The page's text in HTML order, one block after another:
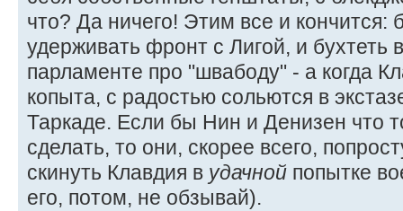
что? Да ничего! Этим все и кончится:
удерживать фронт с Лигой, и бухтеть
парламенте про "швабоду" - а когда
копыта, с радостью сольются в
Таркаде. Если бы Нин и Денизен что
сделать, то они, скорее всего,
скинуть Клавдия в удачной попытке
его, потом, не обзывай).